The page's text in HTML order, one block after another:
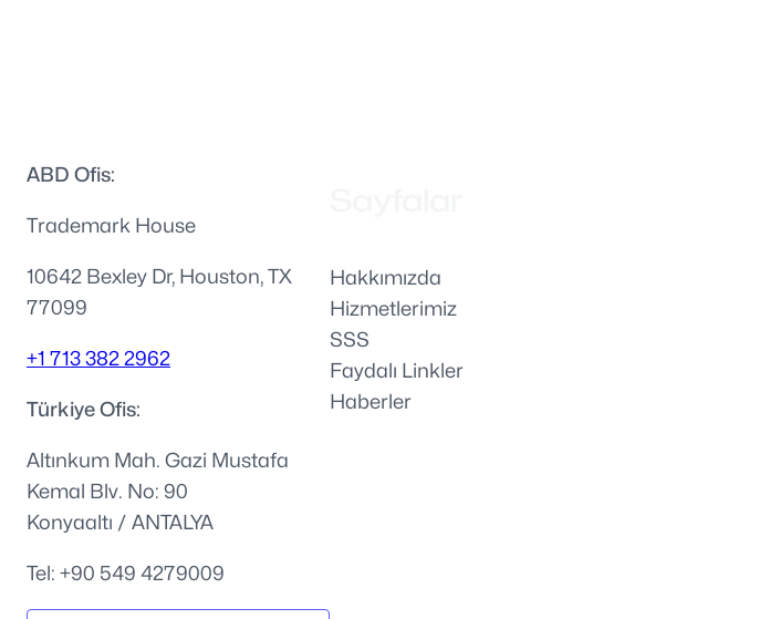
ABD Ofis:
Trademark House
10642 Bexley Dr, Houston, TX
77099
+1 713 382 2962
Türkiye Ofis:
Altınkum Mah. Gazi Mustafa
Kemal Blv. No: 90
Konyaaltı / ANTALYA
Tel: +90 549 4279009
Hakkımızda
Hizmetlerimiz
SSS
Faydalı Linkler
Haberler